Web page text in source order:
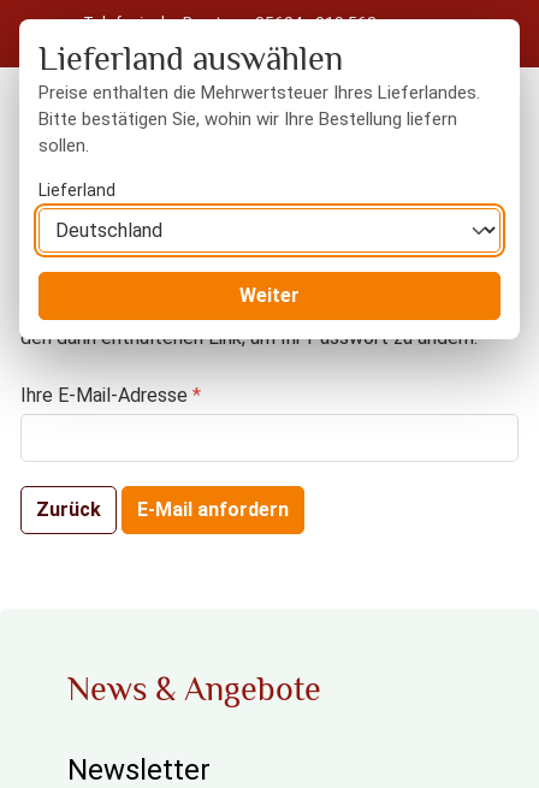
Zum Hauptinhalt springen
Telefonische Beratung: 05604 - 919 563
Kostenloser Versand in Deutschland ab 50 € Warenwert
Passwort-Wiederherstellung
Wir senden Ihnen eine Bestätigungs-E-Mail. Klicken Sie auf
den darin enthaltenen Link, um Ihr Passwort zu ändern.
Ihre E-Mail-Adresse *
Zurück E-Mail anfordern
News & Angebote
Newsletter
Lieferland auswählen
Preise enthalten die Mehrwertsteuer Ihres Lieferlandes.
Bitte bestätigen Sie, wohin wir Ihre Bestellung liefern
sollen.
Lieferland
Weiter